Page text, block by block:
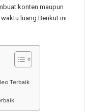
konten maupun
luang Berikut ini
Terbaik